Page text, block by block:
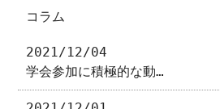
コラム
2021/12/04
学会参加に積極的な動…